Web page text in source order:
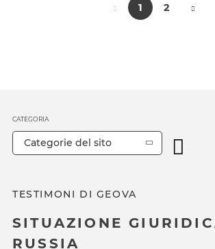
1 2
TESTIMONI DI GEOVA
SITUAZIONE
RUSSIA
CATEGORIA
Categorie del sito